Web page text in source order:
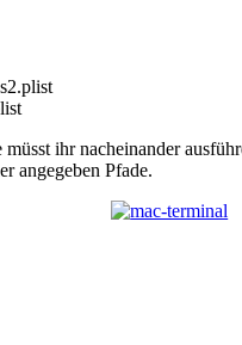
ihr nacheinander
angegeben Pfade.